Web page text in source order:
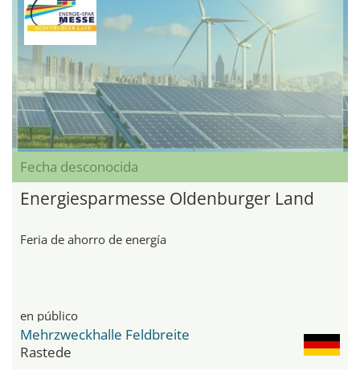
Fecha desconocida
Energiesparmesse Oldenburger Land
Feria de ahorro de energía
en público
Mehrzweckhalle Feldbreite
Rastede